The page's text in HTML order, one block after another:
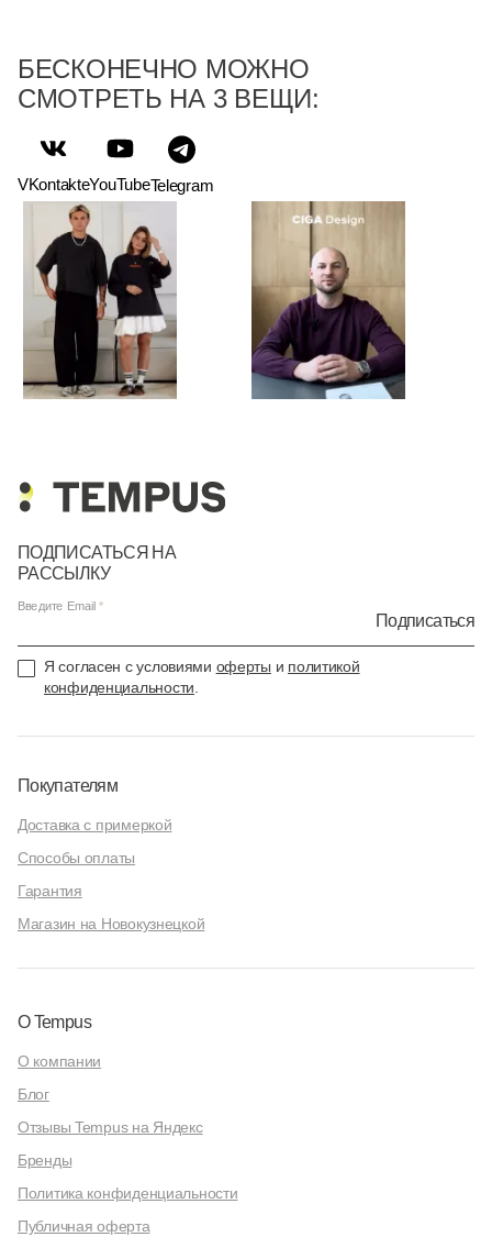
БЕСКОНЕЧНО МОЖНО
СМОТРЕТЬ НА 3 ВЕЩИ:
VKontakteYouTubeTelegram
ПОДПИСАТЬСЯ НА
РАССЫЛКУ
Введите Email
Подписаться
Я согласен с условиями оферты и политикой
конфиденциальности
Покупателям
Доставка с примеркой
Способы оплаты
Гарантия
Магазин на Новокузнецкой
О Tempus
О компании
Блог
Отзывы Tempus на Яндекс
Бренды
Политика конфиденциальности
Публичная оферта